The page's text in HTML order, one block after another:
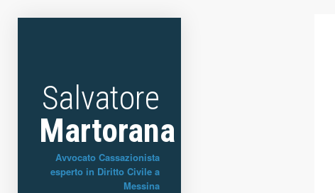
Salvatore
Martorana
Avvocato Cassazionista
esperto in Diritto Civile a
Messina